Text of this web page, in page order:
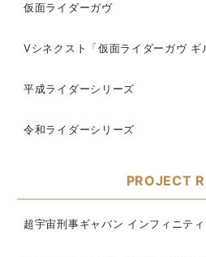
仮面ライダーガヴ
Vシネクスト「仮面ライダーガヴ ギ
平成ライダーシリーズ
令和ライダーシリーズ
PROJECT
超宇宙刑事ギャバン インフィニティ